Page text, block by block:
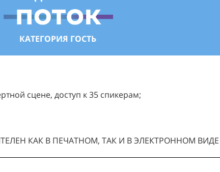
КАТЕГОРИЯ ГОСТЬ
сцене, доступ к 35 спикерам;
КАК В ПЕЧАТНОМ, ТАК И В ЭЛЕКТРОННОМ ВИДЕ